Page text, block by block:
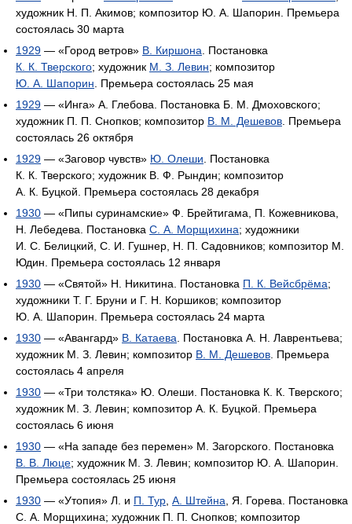
художник Н. П. Акимов; композитор Ю. А. Шапорин. Премьера
состоялась 30 марта
1929 — «Город ветров» В. Киршона . Постановка
К. К. Тверского; художник М. З. Левин; композитор
Ю. А. Шапорин . Премьера состоялась 25 мая
1929 — «Инга» А. Глебова. Постановка Б. М. Дмоховского;
художник П. П. Снопков; композитор В. М. Дешевов . Премьера
состоялась 26 октября
1929 — «Заговор чувств» Ю. Олеши . Постановка
К. К. Тверского; художник В. Ф. Рындин; композитор
А. К. Буцкой. Премьера состоялась 28 декабря
1930 — «Пипы суринамские» Ф. Брейтигама, П. Кожевникова,
Н. Лебедева. Постановка С. А. Морщихина; художники
И. С. Белицкий, С. И. Гушнер, Н. П. Садовников; композитор М.
Юдин. Премьера состоялась 12 января
1930 — «Святой» Н. Никитина. Постановка П. К. Вейсбрёма;
художники Т. Г. Бруни и Г. Н. Коршиков; композитор
Ю. А. Шапорин. Премьера состоялась 24 марта
1930 — «Авангард» В. Катаева . Постановка А. Н. Лаврентьева;
художник М. З. Левин; композитор В. М. Дешевов . Премьера
состоялась 4 апреля
1930 — «Три толстяка» Ю. Олеши. Постановка К. К. Тверского;
художник М. З. Левин; композитор А. К. Буцкой. Премьера
состоялась 6 июня
1930 — «На западе без перемен» М. Загорского. Постановка
В. В. Люце; художник М. З. Левин; композитор Ю. А. Шапорин.
Премьера состоялась 25 июня
1930 — «Утопия» Л. и П. Тур А. Штейна , Я. Горева. Постановка
С. А. Морщихина; художник П. П. Снопков; композитор